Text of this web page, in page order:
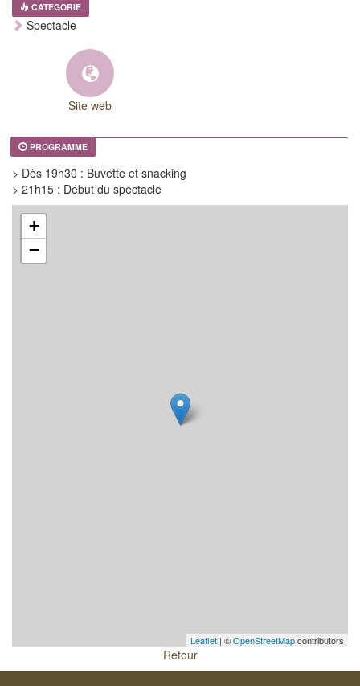
CATEGORIE
Spectacle
Site web
PROGRAMME
> Dès 19h30 : Buvette et snacking
> 21h15 : Début du spectacle
+
−
Leaflet | ©OpenStreetMapcontributors
Retour